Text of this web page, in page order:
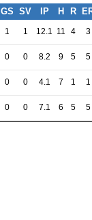
GS SV IP H R
1 1 12.1 11 4 3
0 0 8.2 9 5 5
0 0 4.1 7 1 1
0 0 7.1 6 5 5